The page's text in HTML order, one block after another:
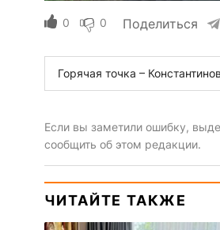
0 0 Поделиться
Горячая точка –
Если вы заметили ошибку,
сообщить об этом редакции.
ЧИТАЙТЕ ТАКЖЕ